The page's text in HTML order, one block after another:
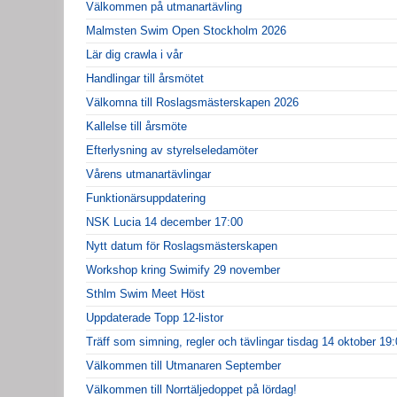
Välkommen på utmanartävling
Malmsten Swim Open Stockholm 2026
Lär dig crawla i vår
Handlingar till årsmötet
Välkomna till Roslagsmästerskapen 2026
Kallelse till årsmöte
Efterlysning av styrelseledamöter
Vårens utmanartävlingar
Funktionärsuppdatering
NSK Lucia 14 december 17:00
Nytt datum för Roslagsmästerskapen
Workshop kring Swimify 29 november
Sthlm Swim Meet Höst
Uppdaterade Topp 12-listor
Träff som simning, regler och tävlingar tisdag 14 oktober
Välkommen till Utmanaren September
Välkommen till Norrtäljedoppet på lördag!